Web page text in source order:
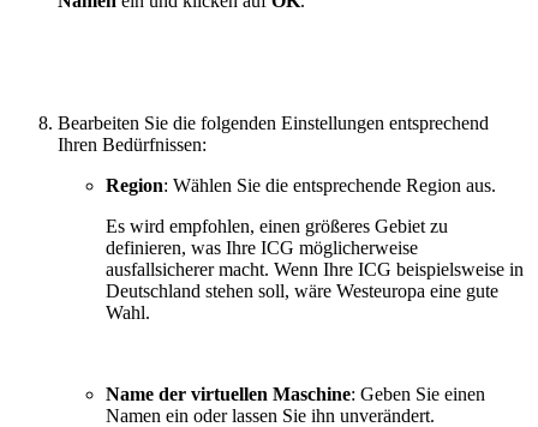
Bearbeiten Sie die folgenden Einstellungen entsprechend
Ihren Bedürfnissen:
Region: Wählen Sie die entsprechende Region aus.
Es wird empfohlen, einen größeres Gebiet zu
definieren, was Ihre ICG möglicherweise
ausfallsicherer macht. Wenn Ihre ICG beispielsweise in
Deutschland stehen soll, wäre Westeuropa eine gute
Wahl.
Name der virtuellen Maschine: Geben Sie einen
Namen ein oder lassen Sie ihn unverändert.